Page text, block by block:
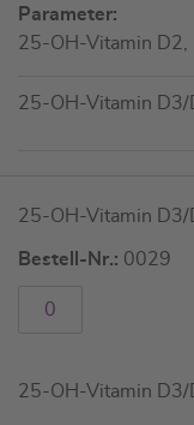
Parameter:
25-OH-Vitamin
25-OH-Vitamin D3/
für
gruppiertes
25-OH-Vitamin D3/
Bestell-Nr.: 0029
25-OH-Vitamin D3/